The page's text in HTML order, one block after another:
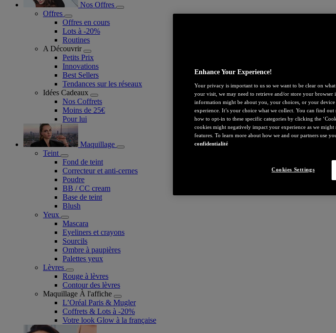
Nos Offres
Offres
Offres en cours
Lots à -20%
Routines
A Découvrir
Petits Prix
Innovations
Best Sellers
Tendances sur les réseaux
Idées Cadeaux
Nos Coffrets
Moins de 25€
Pour lui
Maquillage
Teint
Fond de teint
Correcteur et anti-cernes
Poudre
BB / CC cream
Base de teint
Blush
Yeux
Mascara
Eyeliners et crayons
Sourcils
Ombre à paupières
Palettes yeux
Lèvres
Rouge à lèvres
Contour des lèvres
Maquillage À l'affiche
L’Oréal Paris & Mugler
Coffrets & Lots à -20%
Votre look Glow à la française
Enhance Your Experience!
Your privacy is important to us so we want to be clear on
your visit, we may need to retrieve and/or store your
information might be about you, your choices, or your
experience. It’s your choice what we collect. You can find
how to opt-in to these specific categories by clicking the
cookies might negatively impact your experience as we
features. To learn more about how we and our partners use
confidentialité
Cookies Settings